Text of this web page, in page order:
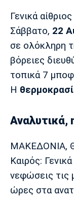
Πολιτισμός
Τραγούδια
Cine Spot
Running
Παρασκήνιο
Πρόγραμμα
Γενικά αίθριος
Σάββατο, 22
σε ολόκληρη
βόρειες
τοπικά 7
Η
Αναλυτικά,
ΜΑΚΕΔΟΝΙΑ,
Καιρός:
νεφώσεις τις
ώρες στα